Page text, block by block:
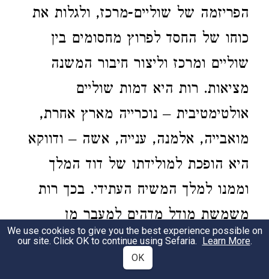
הפריזמה של שוליים-מרכז, ולגלות את
כוחו של החסד לפרוץ מחסומים בין
שוליים ומרכז וליצור חיבור המשנה
מציאות. רות היא דמות שוליים
אולטימטיבית – נוכרייה מארץ אחרת,
מואבייה, אלמנה, ענייה, אשה – ודווקא
היא הופכת למולידתו של דוד המלך
וממנו למלך המשיח העתידי. בכך רות
משמשת מודל מדהים למעבר מן
השוליים למרכז הממסד היהודי וההוויה
היהודית העתידית. נפתח בהגדרות המרכז
We use cookies to give you the best experience possible on
our site. Click OK to continue using Sefaria. Learn More.
OK